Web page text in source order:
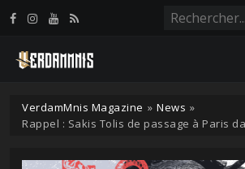
VerdamMnis Magazine » News »
Rappel : Sakis Tolis de passage à Paris
Panneau de gestion des cookies